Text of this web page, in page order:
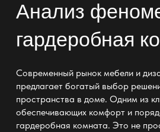
Анализ
гардеробная
Современный рынок мебели и
предлагает богатый выбор
пространства в доме. Одним из
обеспечивающих комфорт и
гардеробная комната. Это не